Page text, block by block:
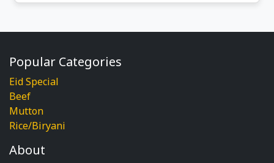
Popular Categories
Eid Special
Beef
Mutton
Rice/Biryani
About